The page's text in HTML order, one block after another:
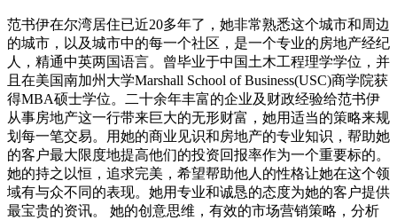
范书伊在尔湾居住已近20多年了，她非常熟悉这个城市和周边
的城市，以及城市中的每一个社区，是一个专业的房地产经纪
人，精通中英两国语言。曾毕业于中国土木工程理学学位，并
且在美国南加州大学Marshall School of Business(USC)商学院获
得MBA硕士学位。二十余年丰富的企业及财政经验给范书伊
从事房地产这一行带来巨大的无形财富，她用适当的策略来规
划每一笔交易。用她的商业见识和房地产的专业知识，帮助她
的客户最大限度地提高他们的投资回报率作为一个重要标的。
她的持之以恒，追求完美，希望帮助他人的性格让她在这个领
域有与众不同的表现。她用专业和诚恳的态度为她的客户提供
最宝贵的资讯。 她的创意思维，有效的市场营销策略，分析